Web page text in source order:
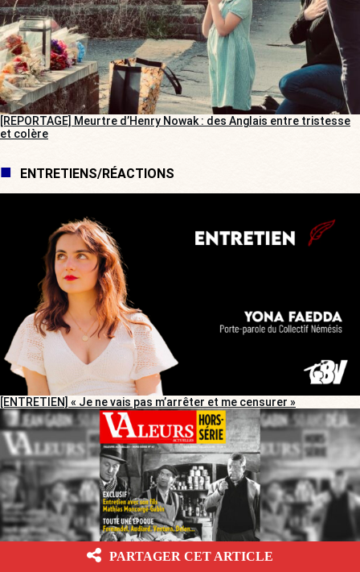
[REPORTAGE] Meurtre d’Henry Nowak : des Anglais entre tristesse
et colère
ENTRETIENS/RÉACTIONS
[ENTRETIEN] « Je ne vais pas m’arrêter et me censurer »
PARTAGER CET ARTICLE